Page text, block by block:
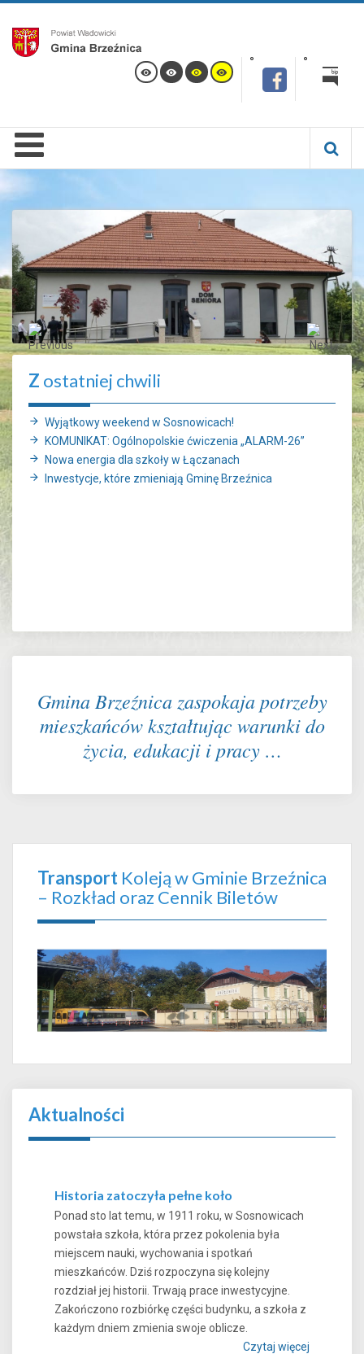
Z ostatniej chwili
Wyjątkowy weekend w Sosnowicach!
KOMUNIKAT: Ogólnopolskie ćwiczenia „ALARM-26”
Nowa energia dla szkoły w Łączanach
Inwestycje, które zmieniają Gminę Brzeźnica
Gmina Brzeźnica zaspokaja potrzeby
mieszkańców kształtując warunki do
życia, edukacji i pracy …
Transport Koleją w Gminie Brzeźnica
– Rozkład oraz Cennik Biletów
Aktualności
Historia zatoczyła pełne koło
Ponad sto lat temu, w 1911 roku, w Sosnowicach
powstała szkoła, która przez pokolenia była
miejscem nauki, wychowania i spotkań
mieszkańców. Dziś rozpoczyna się kolejny
rozdział jej historii. Trwają prace inwestycyjne.
Zakończono rozbiórkę części budynku, a szkoła z
każdym dniem zmienia swoje oblicze.
Czytaj więcej